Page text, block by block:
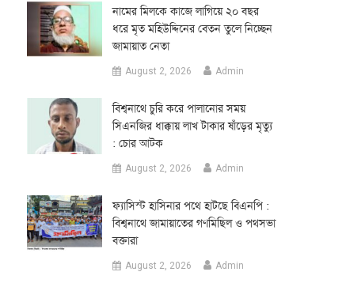
নামের মিলকে কাজে লাগিয়ে ২০ বছর
ধরে মৃত মহিউদ্দিনের বেতন তুলে নিচ্ছেন
জামায়াত নেতা
August 2, 2026 Admin
‎বিশ্বনাথে চুরি করে পালানোর সময়
সিএনজির ধাক্কায় লাখ টাকার ষাঁড়ের মৃত্যু
: চোর আটক
August 2, 2026 Admin
‎ফ্যাসিস্ট হাসিনার পথে হাটছে বিএনপি :
বিশ্বনাথে জামায়াতের গণমিছিল ও পথসভা
বক্তারা
August 2, 2026 Admin